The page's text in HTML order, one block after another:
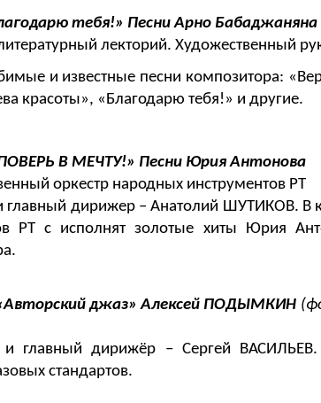
тебя!» Песни Арно Бабаджаняна
лекторий. Художественный
и известные песни композитора:
красоты», «Благодарю тебя!» и другие.
В МЕЧТУ!» Песни Юрия Антонова
оркестр народных инструментов РТ
главный дирижер – Анатолий ШУТИКОВ. В
РТ с исполнят золотые хиты Юрия
джаз» Алексей ПОДЫМКИН
и главный дирижёр – Сергей
стандартов.